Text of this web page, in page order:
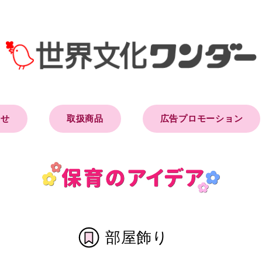
取扱商品 広告プロモーション
部屋飾り